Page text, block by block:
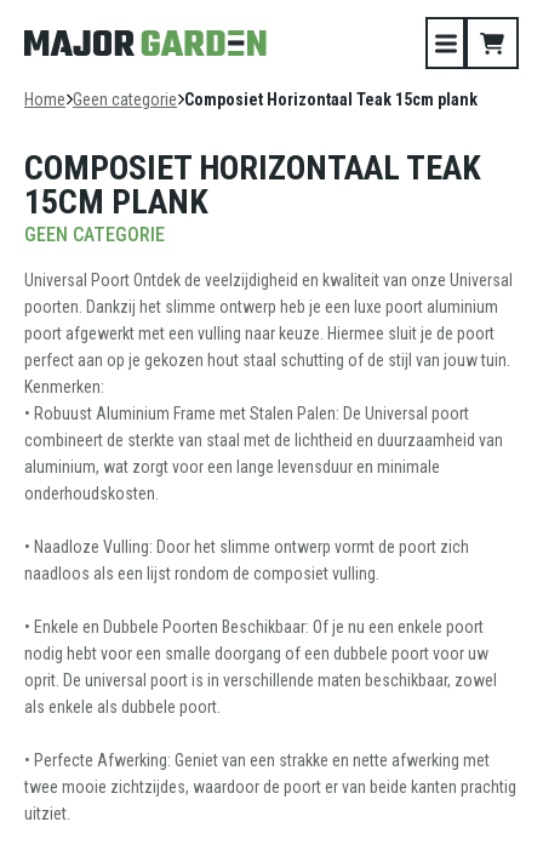
Home Geen categorie Composiet Horizontaal Teak 15cm plank
COMPOSIET HORIZONTAAL TEAK
15CM PLANK
GEEN CATEGORIE
Universal Poort Ontdek de veelzijdigheid en kwaliteit van onze Universal
poorten. Dankzij het slimme ontwerp heb je een luxe poort aluminium
poort afgewerkt met een vulling naar keuze. Hiermee sluit je de poort
perfect aan op je gekozen hout staal schutting of de stijl van jouw tuin.
Kenmerken:
• Robuust Aluminium Frame met Stalen Palen: De Universal poort
combineert de sterkte van staal met de lichtheid en duurzaamheid van
aluminium, wat zorgt voor een lange levensduur en minimale
onderhoudskosten.
• Naadloze Vulling: Door het slimme ontwerp vormt de poort zich
naadloos als een lijst rondom de composiet vulling.
• Enkele en Dubbele Poorten Beschikbaar: Of je nu een enkele poort
nodig hebt voor een smalle doorgang of een dubbele poort voor uw
oprit. De universal poort is in verschillende maten beschikbaar, zowel
als enkele als dubbele poort.
• Perfecte Afwerking: Geniet van een strakke en nette afwerking met
twee mooie zichtzijdes, waardoor de poort er van beide kanten prachtig
uitziet.